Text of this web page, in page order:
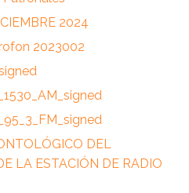
2024
2023002
DEL
LA ESTACIÓN DE RADIO